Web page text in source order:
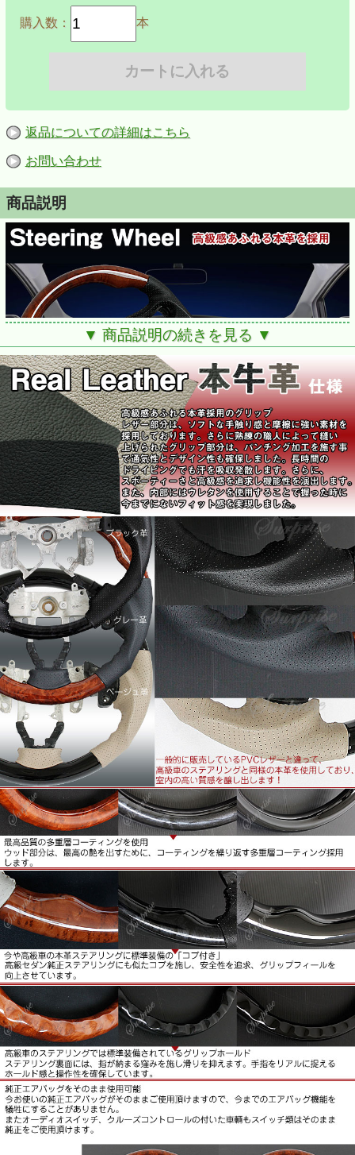
購入数： 本
返品についての詳細はこちら
お問い合わせ
商品説明
■適合車種： フィットシャトルハイブリットGP2
■高級感あふれる本革採用のグリップ
レザー部分は、ソフトな手触り感と摩擦に強い素材を採用し
ています。
さらに熟練の職人によって縫いあげられたグリップ部分は、
パンチング加工を施すことで通気性とデザイン性も確保しま
した。長時間のドライビングでも汗を吸収発散します。。
さらに、スポーティーさと高級感を追求し機能性を演出しま
す。。
また、内部にはウレタンを使用することで握った時に今まで
にないフィット感を実現しました
■最高品質の多重層コーティングを使用
ウッド部分は、最高の艶を出すために、コーティングを繰り
返す多重層コーティングを採用します。
今や高級車のステアリングに標準装備の「コブ付き」。
高級セダン純正ステアリングにも似たコブを施し、安全性を
追求、グリップフィールを向上させています。。
■高級車のステアリングでは標準装備されているグリップホ
ールド
ステアリング裏面には、指が納まる窪みを施し滑りを抑えま
す。手指をリアルに捉えるホールドかんと操作性を確保しま
す。
■純正エアバッグをそのまま使用可能。
今お使いの純正エアバッグがそのままご使用いただけますの
で、今までのエアバッグ機能を犠牲にすることがありませ
ん。
またオーディオスイッチ、クルーズコントロールの付いた車
両もスイッチ類はそのまま純正をご使用いただけます。
■新品未使用品
▼ 商品説明の続きを見る ▼